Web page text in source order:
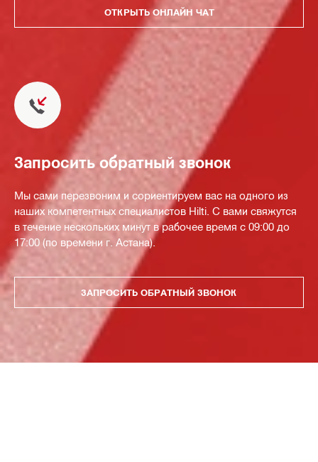
ОТКРЫТЬ ОНЛАЙН ЧАТ
Запросить обратный звонок
Мы сами перезвоним и сориентируем вас на одного из
наших компетентных специалистов Hilti. С вами свяжутся
в течение нескольких минут в рабочее время с 09:00 до
17:00 (по времени г. Астана).
ЗАПРОСИТЬ ОБРАТНЫЙ ЗВОНОК